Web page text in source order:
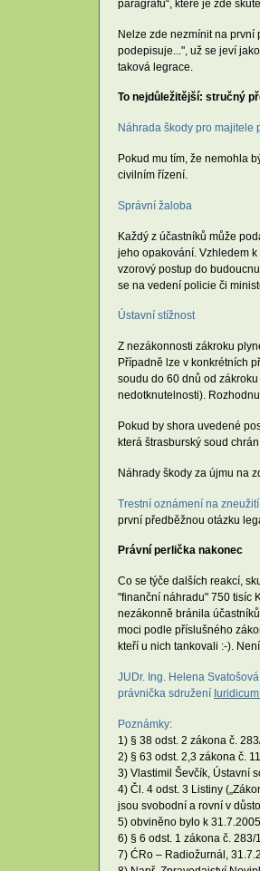
paragrafů“, které je zde
Nelze zde nezmínit na první
podepisuje...", už se jeví
taková legrace.
To nejdůležitější: stručný
Náhrada škody pro majitele
Pokud mu tím, že nemohla
civilním řízení.
Správní žaloba
Každý z účastníků může
jeho opakování. Vzhledem
vzorový postup do
se na vedení policie či
Ústavní stížnost
Z nezákonnosti zákroku
Případně lze v konkrétních
soudu do 60 dnů od
nedotknutelnosti).
Pokud by shora uvedené
která štrasburský soud
Náhrady škody za újmu na
Trestní oznámení na
první předběžnou otázku
Právní perlička nakonec
Co se týče dalších reakcí,
"finanční náhradu" 750 tisíc
nezákonně bránila
moci podle příslušného
kteří u nich tankovali :-).
JUDr. Ing. Helena Svatošová
právnička sdružení
Poznámky:
1) § 38 odst. 2 zákona č.
2) § 63 odst. 2,3 zákona č.
3) Vlastimil Ševčík, Ústavní
4) Čl. 4 odst. 3 Listiny
jsou svobodní a rovní v
5) obviněno bylo k
6) § 6 odst. 1 zákona č.
7) ĆRo – Radiožurnál,